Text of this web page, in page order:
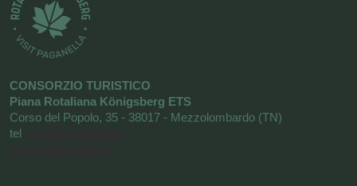
CONSORZIO TURISTICO
Piana Rotaliana Königsberg ETS
Corso del Popolo, 35 - 38017 - Mezzolombardo (TN)
tel